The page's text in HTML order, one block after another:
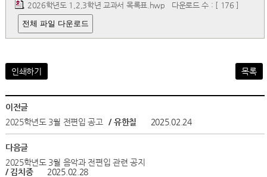
2026학년도 1,2,3학년 교과서 목록표.hwp 다운로드 수 : [ 176 ]
전체 파일 다운로드
인쇄하기 목록
이전글
2025학년도 3월 전편입 공고
/ 유한칠 2025.02.24
다음글
2025학년도 3월 음악과 전편입 관련 공지
/ 김치중
2025.02.28